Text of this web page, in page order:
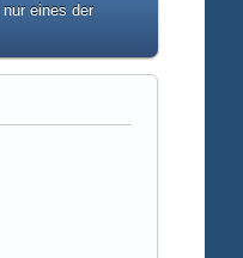
eines der